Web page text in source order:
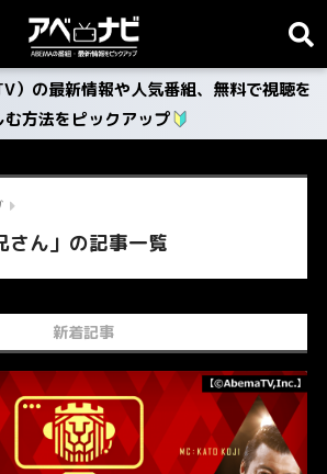
）の最新情報や人気番組、無料で視聴を
む方法をピックアップ
さん」の記事一覧
新着記事